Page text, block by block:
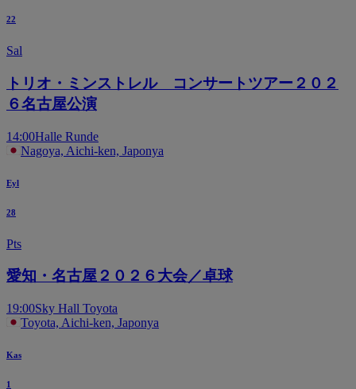
22
Sal
トリオ・ミンストレル コンサートツアー２０２
６名古屋公演
14:00Halle Runde
Nagoya, Aichi-ken, Japonya
Eyl
28
Pts
愛知・名古屋２０２６大会／卓球
19:00Sky Hall Toyota
Toyota, Aichi-ken, Japonya
Kas
1